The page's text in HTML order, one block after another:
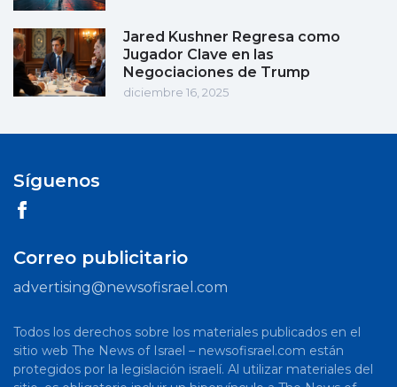
Jared Kushner Regresa como
Jugador Clave en las
Negociaciones de Trump
diciembre 16, 2025
Síguenos
Correo publicitario
advertising@newsofisrael.com
Todos los derechos sobre los materiales publicados en el
sitio web The News of Israel – newsofisrael.com están
protegidos por la legislación israelí. Al utilizar materiales del